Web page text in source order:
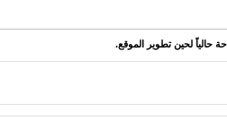
حالياً لحين تطوير الموقع.